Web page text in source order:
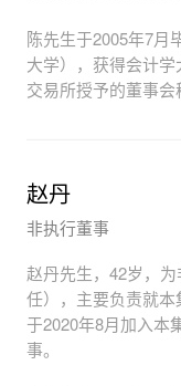
陈先生于2005年7月
大学），获得会计
交易所授予的董事会
赵丹
非执行董事
赵丹先生，42岁，
任），主要负责就
于2020年8月加入本
事。